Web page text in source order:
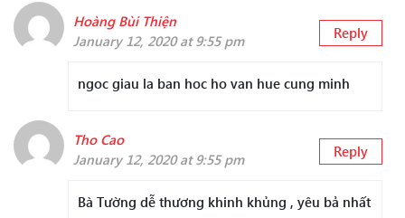
Hoàng Bùi Thiện
January 12, 2020 at 9:55 pm
Reply
ngoc giau la ban hoc ho van hue cung minh
Tho Cao
January 12, 2020 at 9:55 pm
Reply
Bà Tường dễ thương khinh khủng , yêu bả nhất